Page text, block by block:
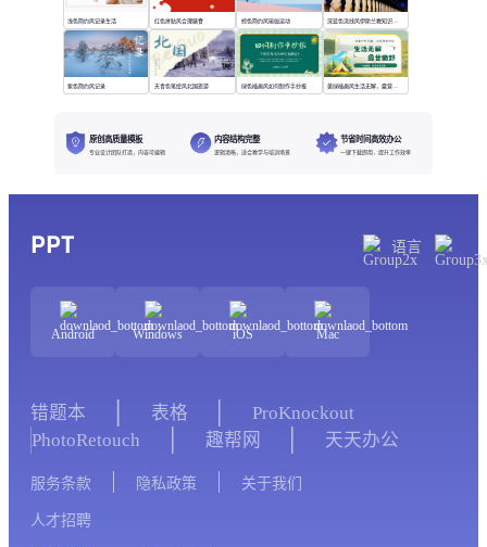
浅色简约风记录生活 红色拼贴风合理膳食 棕色简约风瑜伽运动
紫色简约风记录 天青色笔绘风北国旅游 绿色插画风如何制作手抄报 黄绿插画风生活无解，露营撒野
原创高质量模板
专业设计团队打造，内容可编辑
内容结构完整
逻辑清晰，适合教学与培训场景
节省时间高效办公
一键下载即用，提升工作效率
PPT 语言
Android Windows iOS Mac
错题本 表格
ProKnockout
PhotoRetouch
趣帮网 天天办公
服务条款 隐私政策 关于我们
人才招聘